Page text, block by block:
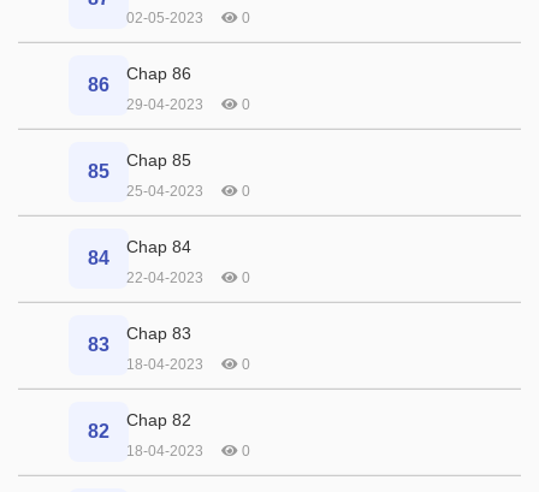
02-05-2023 0
86
Chap 86
29-04-2023 0
85
Chap 85
25-04-2023 0
84
Chap 84
22-04-2023 0
83
Chap 83
18-04-2023 0
82
Chap 82
18-04-2023 0